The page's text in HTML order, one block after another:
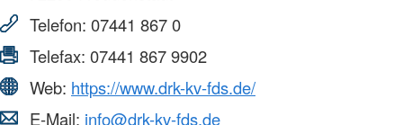
Telefon: 07441 867 0
Telefax: 07441 867 9902
Web: https://www.drk-kv-fds.de/
E-Mail: info@drk-kv-fds.de